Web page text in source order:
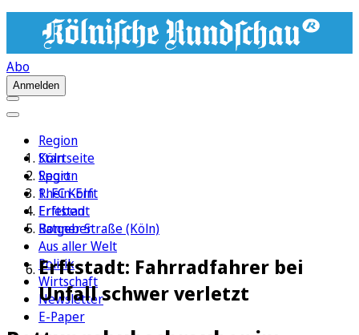
Abo
Anmelden
Region
Köln
Sport
1. FC Köln
Erleben
Ratgeber
Aus aller Welt
Politik
Wirtschaft
Newsletter
E-Paper
Startseite
Region
Rhein-Erft
Erftstadt
Bonner Straße (Köln)
Erftstadt: Fahrradfahrer bei
Unfall schwer verletzt